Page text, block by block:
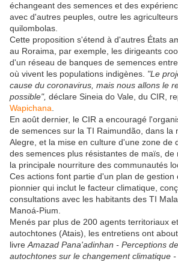
échangeant des semences et des
avec d'autres peuples, outre les
quilombolas.
Cette proposition s'étend à d'autres États
au Roraima, par exemple, les dirigeants
d'un réseau de banques de semences
où vivent les populations indigènes. "Le
cause du coronavirus, mais nous allons le
possible", déclare Sineia do Vale, du CIR,
Wapichana
En août dernier, le CIR a encouragé
de semences sur la TI Raimundão, dans la
Alegre, et la mise en culture d'une zone de
des semences plus résistantes de maïs, de
la principale nourriture des communautés
Ces actions font partie d'un plan de gestion
pionnier qui inclut le facteur climatique,
consultations avec les habitants des TI
Manoá-Pium.
Menés par plus de 200 agents territoriaux
autochtones (Atais), les entretiens ont
livre Amazad Pana'adinhan - Perceptions
autochtones sur le changement climatique